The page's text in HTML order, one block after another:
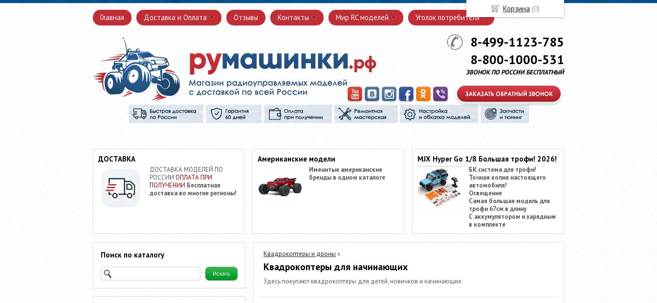
Главная Доставка и Оплата Отзывы Контакты Мир RC моделей Уголок потребителя
8-499-1123-785
8-800-1000-531
ЗВОНОК ПО РОССИИ БЕСПЛАТНЫЙ
ДОСТАВКА
ДОСТАВКА МОДЕЛЕЙ ПО
РОССИИ ОПЛАТА ПРИ
ПОЛУЧЕНИИ Бесплатная
доставка во многие регионы!
Американские модели
Именитые американские
бренды в одном каталоге
MJX Hyper Go 1/8 Большая трофи! 2026!
БК система для трофи!
Точная копия настоящего
автомобиля!
Освещение
Самая большая модель для
трофи 67см в длину
С аккумулятором и зарядным
в комплекте
Поиск по каталогу Квадрокоптеры и дроны »
Квадрокоптеры для начинающих
Здесь покупают квадрокоптеры для детей, новичков и начинающих
Корзина (0)